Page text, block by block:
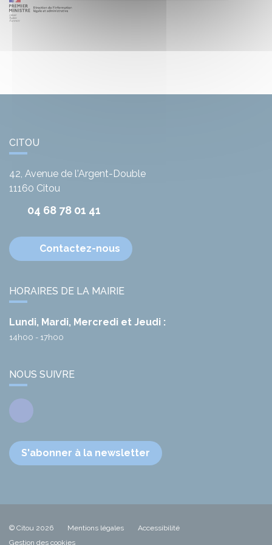
CITOU
42, Avenue de l'Argent-Double
11160 Citou
04 68 78 01 41
Contactez-nous
HORAIRES DE LA MAIRIE
Lundi, Mardi, Mercredi et Jeudi :
14h00 - 17h00
NOUS SUIVRE
Facebook
S'abonner à la newsletter
© Citou 2026 Mentions légales
Accessibilité
Gestion des cookies